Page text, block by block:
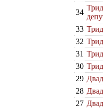
34
33
32
31
30
29
28
27